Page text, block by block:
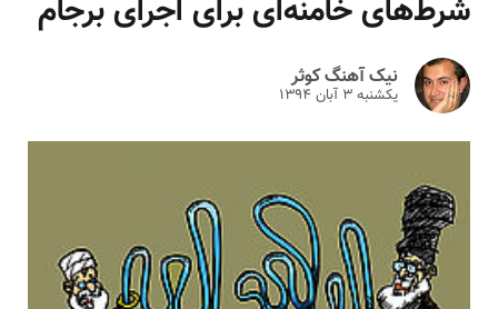
شرط‌های خامنه‌ای برای اجرای برجام‎
نیک آهنگ کوثر
یکشنبه ۳ آبان ۱۳۹۴